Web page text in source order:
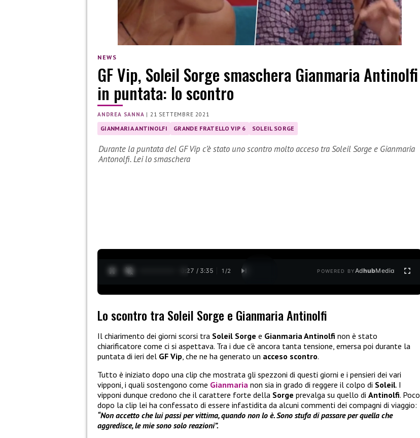
NEWS
GF Vip, Soleil Sorge smaschera Gianmaria Antinolfi
in puntata: lo scontro
ANDREA SANNA |21 SETTEMBRE 2021
GIANMARIA ANTINOLFI GRANDE FRATELLO VIP 6 SOLEIL SORGE
Durante la puntata del GF Vip c’è stato uno scontro molto acceso tra Soleil Sorge e Gianmaria
Antonolfi. Lei lo smaschera
0:28 / 3:35 1 /2 POWERED BYAdhubMedia
Lo scontro tra Soleil Sorge e Gianmaria Antinolfi
Il chiarimento dei giorni scorsi tra Soleil Sorge e Gianmaria Antinolfi non è stato
chiarificatore come ci si aspettava. Tra i due c’è ancora tanta tensione, emersa poi durante la
puntata di ieri del GF Vip, che ne ha generato un acceso scontro.
Tutto è iniziato dopo una clip che mostrata gli spezzoni di questi giorni e i pensieri dei vari
vipponi, i quali sostengono come Gianmaria non sia in grado di reggere il colpo di Soleil. I
vipponi dunque credono che il carattere forte della Sorge prevalga su quello di Antinolfi. Poco
dopo la clip lei ha confessato di essere infastidita da alcuni commenti dei compagni di viaggio:
“Non accetto che lui passi per vittima, quando non lo è. Sono stufa di passare per quella che
aggredisce, le mie sono solo reazioni”.